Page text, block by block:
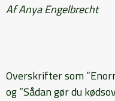
Af Anya Engelbrecht
Overskrifter som
og ”Sådan gør du